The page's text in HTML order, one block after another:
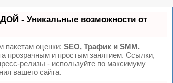
- Уникальные возможности от
пакетам оценки: SEO, Трафик и SMM.
прозрачным и простым занятием. Ссылки,
релизы - используйте по максимуму
вашего сайта.